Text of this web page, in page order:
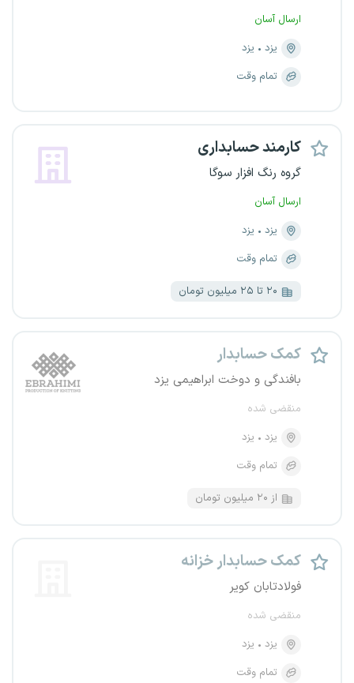
ارسال آسان
یزد
یزد
تمام وقت
کارمند حسابداری
گروه رنگ افزار سوگا
ارسال آسان
یزد
یزد
تمام وقت
۲۰ تا ۲۵ میلیون تومان
کمک حسابدار
بافندگی و دوخت ابراهیمی یزد
منقضی شده
یزد
یزد
تمام وقت
از ۲۰ میلیون تومان
کمک حسابدار خزانه
فولادتابان کویر
منقضی شده
یزد
یزد
تمام وقت